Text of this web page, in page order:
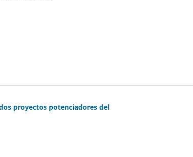
proyectos potenciadores del